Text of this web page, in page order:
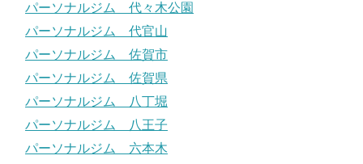
パーソナルジム 代々木公園
パーソナルジム 代官山
パーソナルジム 佐賀市
パーソナルジム 佐賀県
パーソナルジム 八丁堀
パーソナルジム 八王子
パーソナルジム 六本木